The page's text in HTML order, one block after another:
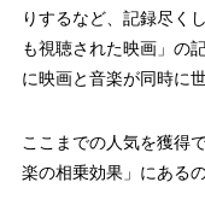
りするなど、記録尽く
も視聴された映画」の
に映画と音楽が同時に
ここまでの人気を獲得
楽の相乗効果」にある